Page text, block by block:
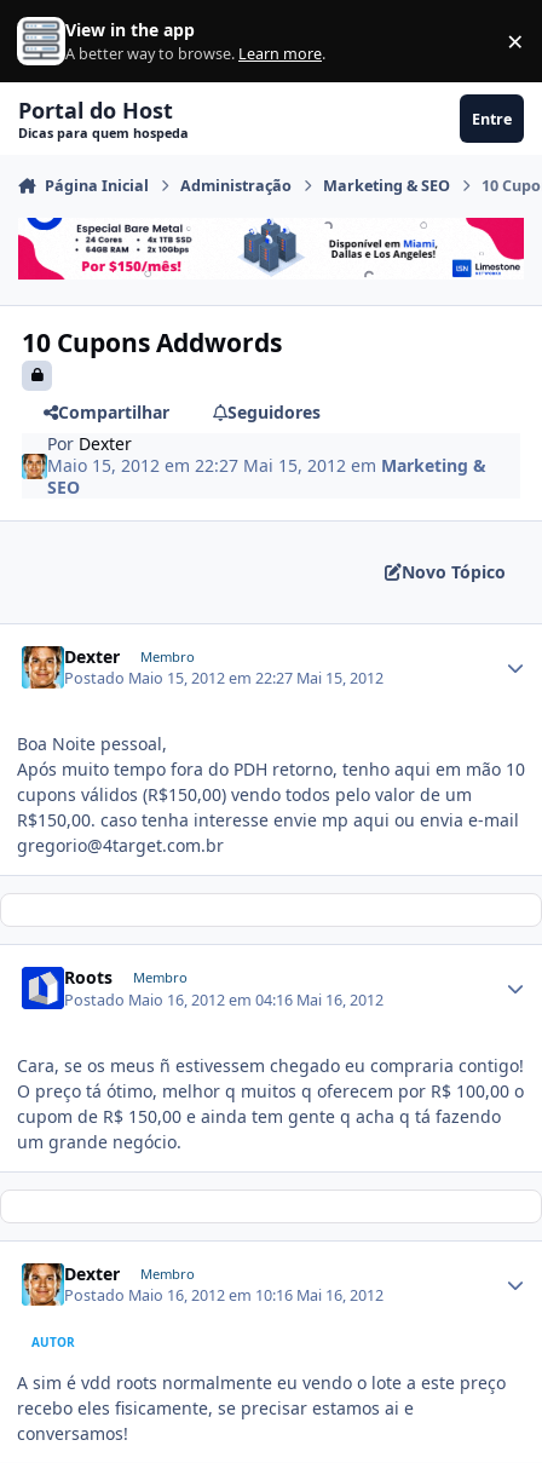
Ir para conteúdo
View in the app
A better way to browse. Learn more. ×
Portal do Host
Dicas para quem hospeda
Entre
Página Inicial Administração Marketing & SEO 10
10 Cupons Addwords
Compartilhar
Seguidores
Por Dexter
Maio 15, 2012 em 22:27 Mai 15, 2012 em Marketing &
SEO
Novo Tópico
Dexter Membro
Postado Maio 15, 2012 em 22:27 Mai 15, 2012
Boa Noite pessoal,
Após muito tempo fora do PDH retorno, tenho aqui em mão 10
cupons válidos (R$150,00) vendo todos pelo valor de um
R$150,00. caso tenha interesse envie mp aqui ou envia e-mail
gregorio@4target.com.br
Roots Membro
Postado Maio 16, 2012 em 04:16 Mai 16, 2012
Cara, se os meus ñ estivessem chegado eu compraria contigo!
O preço tá ótimo, melhor q muitos q oferecem por R$ 100,00 o
cupom de R$ 150,00 e ainda tem gente q acha q tá fazendo
um grande negócio.
Dexter Membro
Postado Maio 16, 2012 em 10:16 Mai 16, 2012
AUTOR
A sim é vdd roots normalmente eu vendo o lote a este preço
recebo eles fisicamente, se precisar estamos ai e
conversamos!